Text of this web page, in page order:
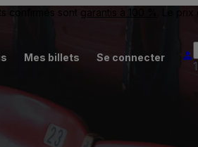
confirmés sont garantis à 100 %
. Le
Mes billets Se connecter